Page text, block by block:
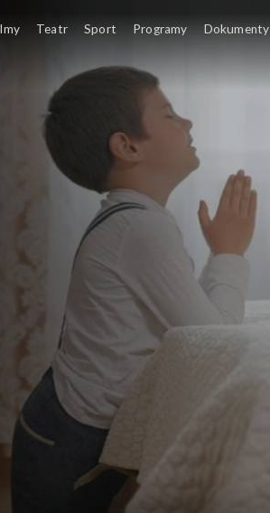
Teatr Sport Programy Dokumenty